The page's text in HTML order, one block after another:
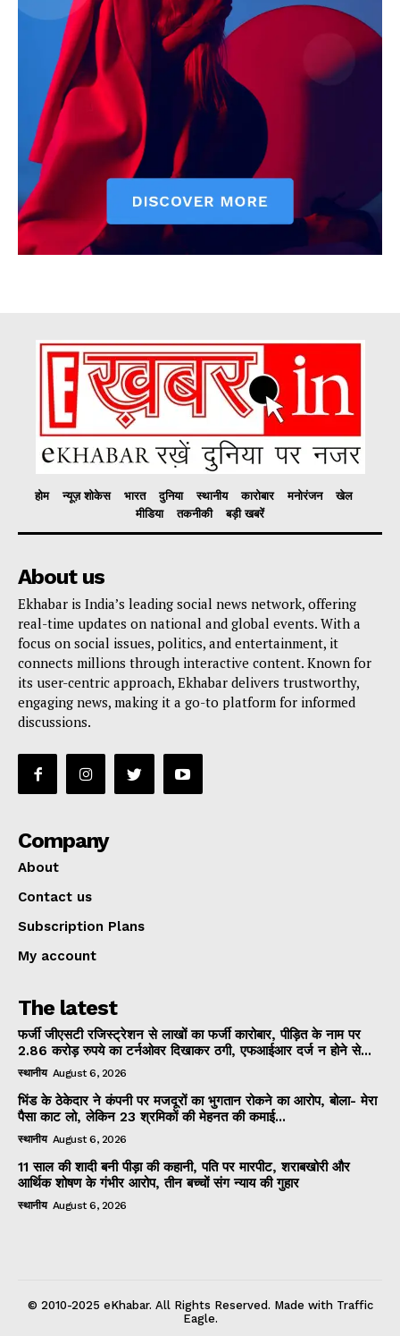
होम न्यूज़ शोकेस भारत दुनिया स्थानीय कारोबार मनोरंजन
खेल
मीडिया
तकनीकी बड़ी खबरें
About us
Ekhabar is India’s leading social news network, offering
real-time updates on national and global events. With a
focus on social issues, politics, and entertainment, it
connects millions through interactive content. Known for
its user-centric approach, Ekhabar delivers trustworthy,
engaging news, making it a go-to platform for informed
discussions.
Company
About
Contact us
Subscription Plans
My account
The latest
फर्जी जीएसटी रजिस्ट्रेशन से लाखों का फर्जी कारोबार, पीड़ित के नाम पर
2.86 करोड़ रुपये का टर्नओवर दिखाकर ठगी, एफआईआर दर्ज न होने से...
स्थानीय August 6, 2026
भिंड के ठेकेदार ने कंपनी पर मजदूरों का भुगतान रोकने का आरोप, बोला- मेरा
पैसा काट लो, लेकिन 23 श्रमिकों की मेहनत की कमाई...
स्थानीय August 6, 2026
11 साल की शादी बनी पीड़ा की कहानी, पति पर मारपीट, शराबखोरी और
आर्थिक शोषण के गंभीर आरोप, तीन बच्चों संग न्याय की गुहार
स्थानीय August 6, 2026
© 2010-2025 eKhabar. All Rights Reserved. Made with Traffic
Eagle.